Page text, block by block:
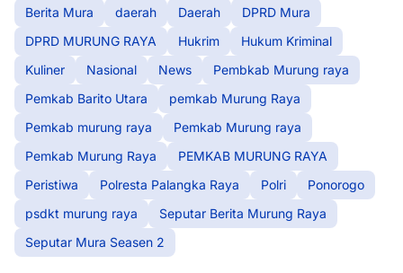
Berita Mura daerah Daerah
DPRD Mura
DPRD MURUNG RAYA
Hukrim
Hukum Kriminal
Kuliner
Nasional News
Pembkab Murung raya
Pemkab Barito Utara
pemkab Murung Raya
Pemkab murung raya
Pemkab Murung raya
Pemkab Murung Raya
PEMKAB MURUNG RAYA
Peristiwa
Polresta Palangka Raya Polri
Ponorogo
psdkt murung raya
Seputar Berita Murung Raya
Seputar Mura Seasen 2